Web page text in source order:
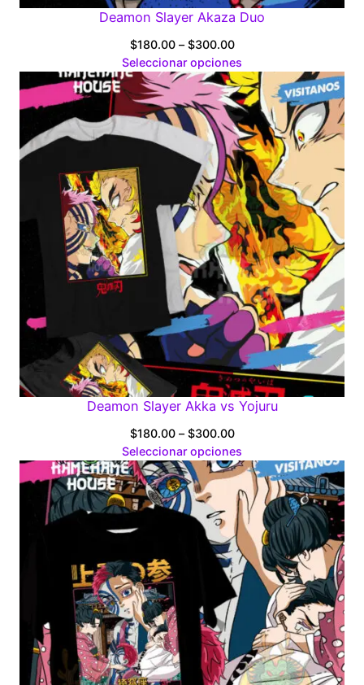
Deamon Slayer Akaza Duo
$180.00 – $300.00Price
range:
$180.00
through
$300.00
Seleccionar opciones
Deamon Slayer Akka vs Yojuru
$180.00 – $300.00Price
range:
$180.00
through
$300.00
Seleccionar opciones